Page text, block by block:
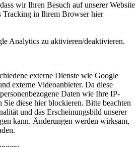
wir Ihren Besuch auf unserer Website
Tracking in Ihrem Browser hier
Analytics zu aktivieren/deaktivieren.
externe Dienste wie Google
externe Videoanbieter. Da diese
Daten wie Ihre IP-
Sie diese hier blockieren. Bitte beachten
und das Erscheinungsbild unserer
kann. Änderungen werden wirksam,